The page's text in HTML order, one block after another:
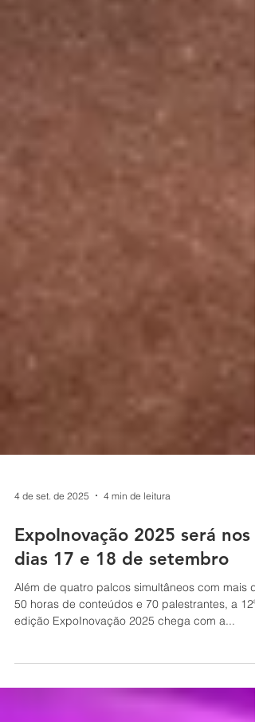
4 de set. de 2025 4 min de leitura
ExpoInovação 2025 será nos
dias 17 e 18 de setembro
edição ExpoInovação 2025 chega com a...